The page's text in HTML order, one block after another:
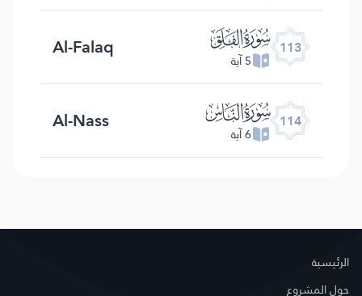
113 ﰞ
5 آية Al-Falaq
114 ﰟ
6 آية Al-Nass
الرئيسية
حول المشروع